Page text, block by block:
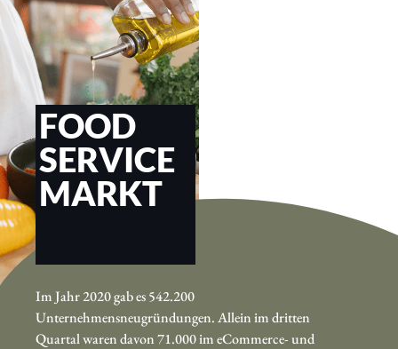
FOOD
SERVICE
MARKT
Im Jahr 2020 gab es 542.200
Unternehmensneugründungen. Allein im dritten
Quartal waren davon 71.000 im eCommerce- und